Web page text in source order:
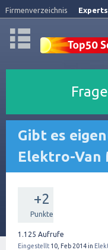
Firmenverzeichnis Experts
Gibt es
Elektro-Van
+2
Punkte
1.125 Aufrufe
Eingestellt 10, Feb 2014in